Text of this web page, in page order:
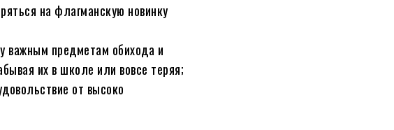
на флагманскую новинку
важным предметам обихода и
их в школе или вовсе теряя;
от высоко